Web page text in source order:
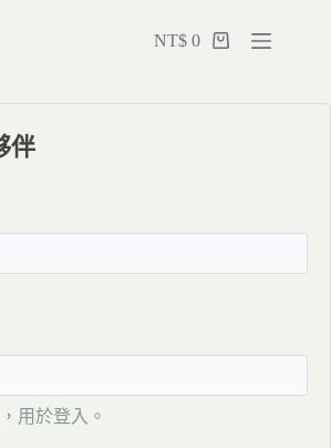
NT$ 0
伴
用於登入。